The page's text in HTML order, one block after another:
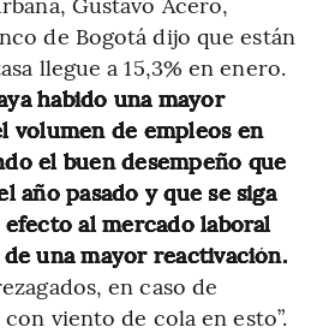
de Bogotá dijo que están
llegue a 15,3% en enero.
habido una mayor
volumen de empleos en
el buen desempeño que
año pasado y que se siga
al mercado laboral
una mayor reactivación.
en caso de
viento de cola en esto”.